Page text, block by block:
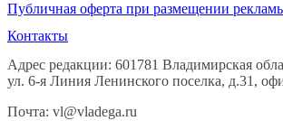
Публичная оферта при размещении
Контакты
Адрес редакции: 601781 Владимирская
ул. 6-я Линия Ленинского поселка, д.31,
Почта: vl@vladega.ru